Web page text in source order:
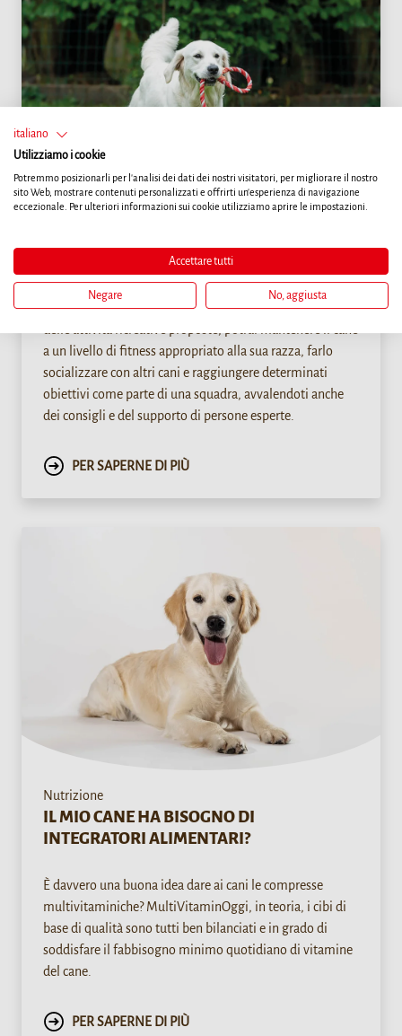
CLUB SPORTIVO PER CANI
Iscrivendoti a un club sportivo per cani, oltre ad usufruire
delle attività ricreative proposte, potrai mantenere il cane
a un livello di fitness appropriato alla sua razza, farlo
socializzare con altri cani e raggiungere determinati
obiettivi come parte di una squadra, avvalendoti anche
dei consigli e del supporto di persone esperte.
PER SAPERNE DI PIÙ
Nutrizione
IL MIO CANE HA BISOGNO DI
INTEGRATORI ALIMENTARI?
È davvero una buona idea dare ai cani le compresse
multivitaminiche? MultiVitaminOggi, in teoria, i cibi di
base di qualità sono tutti ben bilanciati e in grado di
soddisfare il fabbisogno minimo quotidiano di vitamine
del cane.
PER SAPERNE DI PIÙ
italiano
Utilizziamo i cookie
Potremmo posizionarli per l'analisi dei dati dei nostri visitatori, per migliorare il nostro
sito Web, mostrare contenuti personalizzati e offrirti un'esperienza di navigazione
eccezionale. Per ulteriori informazioni sui cookie utilizziamo aprire le impostazioni.
Accettare tutti
Negare No, aggiusta